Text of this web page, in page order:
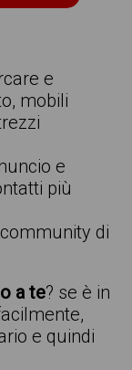
e
mobili
e
più
di
a te? se è in
e quindi